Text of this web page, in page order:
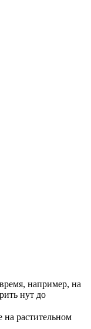
например, на
нут до
растительном